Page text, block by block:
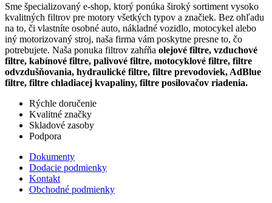
Sme špecializovaný e-shop, ktorý ponúka široký sortiment vysoko
kvalitných filtrov pre motory všetkých typov a značiek. Bez ohľadu
na to, či vlastníte osobné auto, nákladné vozidlo, motocykel alebo
iný motorizovaný stroj, naša firma vám poskytne presne to, čo
potrebujete. Naša ponuka filtrov zahŕňa olejové filtre, vzduchové
filtre, kabínové filtre, palivové filtre, motocyklové filtre, filtre
odvzdušňovania, hydraulické filtre, filtre prevodoviek, AdBlue
filtre, filtre chladiacej kvapaliny, filtre posilovačov riadenia.
Rýchle doručenie
Kvalitné značky
Skladové zasoby
Podpora
Dokumenty
Dodacie podmienky
Kontakt
Obchodné podmienky